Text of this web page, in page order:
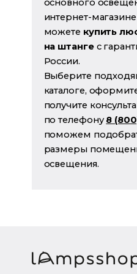
основного
интернет-
можете купить
на штангес
России.
Выберите
каталоге,
получите
по телефону8
поможем
размеры
освещения.